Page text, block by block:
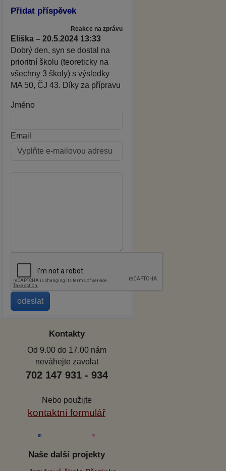
Přidat příspěvek
Reakce na zprávu
Eliška – 20.5.2024 13:33
Dobrý den, syn se dostal na
prioritní školu (teoreticky na
všechny 3 školy) s výsledky
MA 50, ČJ 43. Díky za přípravu
Jméno
Email
Kontakty
Od 9.00 do 17.00 nám
neváhejte zavolat
702 147 931 - 934
Nebo použijte
kontaktní formulář
Naše další projekty